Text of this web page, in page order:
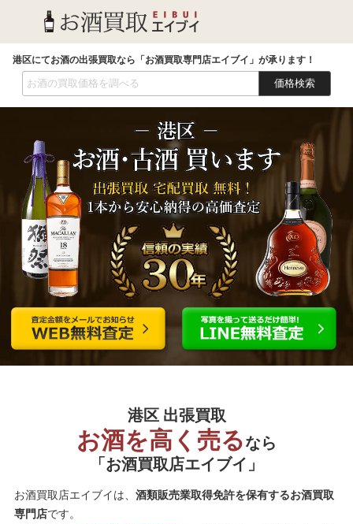
港区にてお酒の出張買取なら「お酒買取専門店エイブイ」が承ります！
価格検索
港区 出張買取
お酒を高く売るなら
「お酒買取店エイブイ」
お酒買取店エイブイは、 酒類販売業取得免許を保有するお酒買取
専門店です。